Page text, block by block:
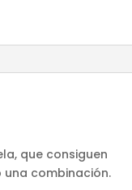
que consiguen
combinación.